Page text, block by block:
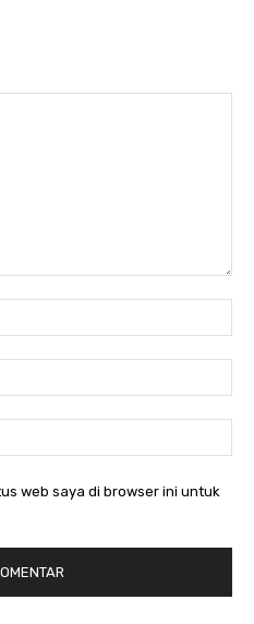
web saya di browser ini untuk